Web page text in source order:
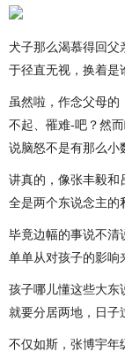
犬子那么渴慕得回父
于径直无视，换着是
虽然啦，作念父母
不起、罹难-吧？然
说脑怒不是有那么小
讲真的，像张丰毅和
全是两个东说念主的
毕竟边幅的事说不清
单单从对孩子的影响
孩子哪儿懂这些大东
就要分居两地，日子
不仅如斯，张博宇年